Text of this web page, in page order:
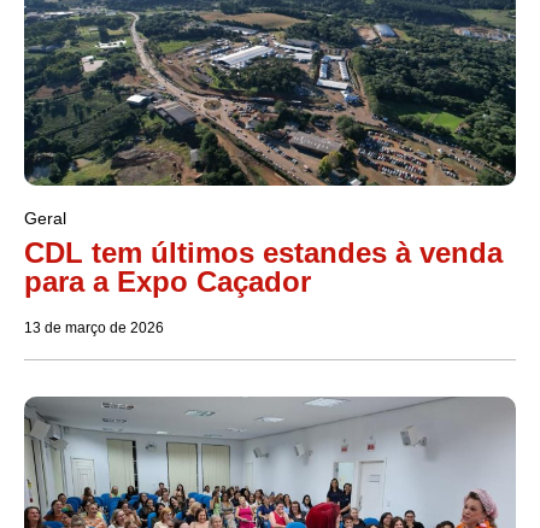
Geral
CDL tem últimos estandes à venda
para a Expo Caçador
13 de março de 2026